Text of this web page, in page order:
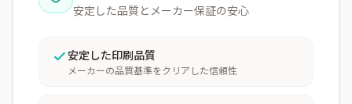
安定した品質とメーカー保証の安心
安定した印刷品質
メーカーの品質基準をクリアした信頼性